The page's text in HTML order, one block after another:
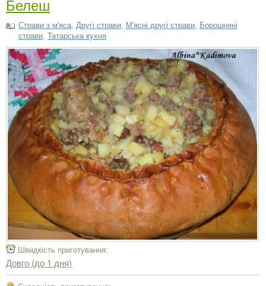
Белеш
Страви з м'яса Другі страви М'ясні другі страви
Борошняні
страви Татарська кухня
Швидкість приготування:
Довго (до 1 дня)